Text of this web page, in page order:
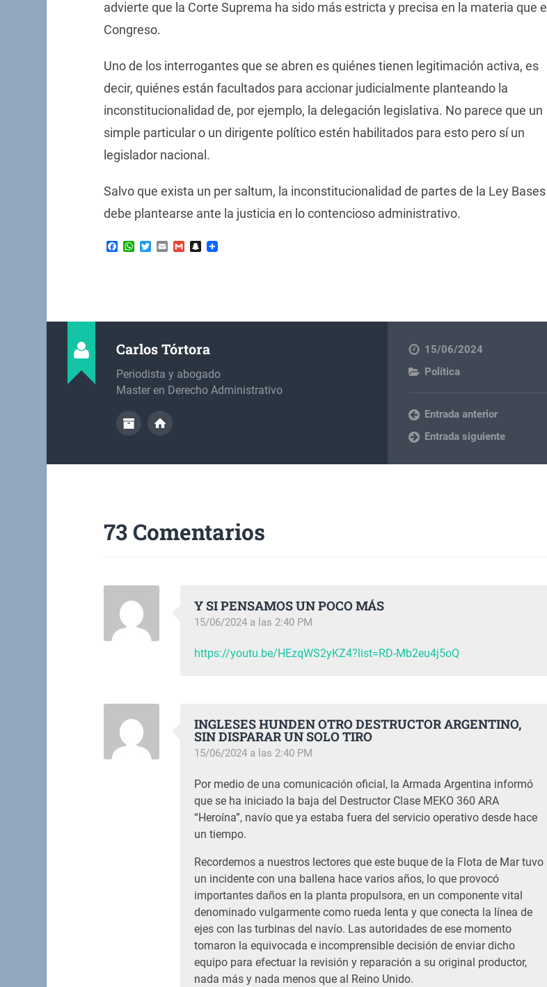
advierte que la Corte Suprema ha sido más estricta y precisa en la materia que el
Congreso.
Uno de los interrogantes que se abren es quiénes tienen legitimación activa, es
decir, quiénes están facultados para accionar judicialmente planteando la
inconstitucionalidad de, por ejemplo, la delegación legislativa. No parece que un
simple particular o un dirigente político estén habilitados para esto pero sí un
legislador nacional.
Salvo que exista un per saltum, la inconstitucionalidad de partes de la Ley Bases
debe plantearse ante la justicia en lo contencioso administrativo.
Facebook
WhatsApp
Twitter
EmailGmailSnapchat
Carlos Tórtora
Periodista y abogado
Master en Derecho Administrativo
15/06/2024
Política
Entrada anterior
Entrada siguiente
73 Comentarios
Y SI PENSAMOS UN POCO MÁS
15/06/2024 a las 2:40 PM
https://youtu.be/HEzqWS2yKZ4?list=RD-Mb2eu4j5oQ
INGLESES HUNDEN OTRO DESTRUCTOR ARGENTINO,
SIN DISPARAR UN SOLO TIRO
15/06/2024 a las 2:40 PM
Por medio de una comunicación oficial, la Armada Argentina informó
que se ha iniciado la baja del Destructor Clase MEKO 360 ARA
“Heroína”, navío que ya estaba fuera del servicio operativo desde hace
un tiempo.
Recordemos a nuestros lectores que este buque de la Flota de Mar tuvo
un incidente con una ballena hace varios años, lo que provocó
importantes daños en la planta propulsora, en un componente vital
denominado vulgarmente como rueda lenta y que conecta la línea de
ejes con las turbinas del navío. Las autoridades de ese momento
tomaron la equivocada e incomprensible decisión de enviar dicho
equipo para efectuar la revisión y reparación a su original productor,
nada más y nada menos que al Reino Unido.